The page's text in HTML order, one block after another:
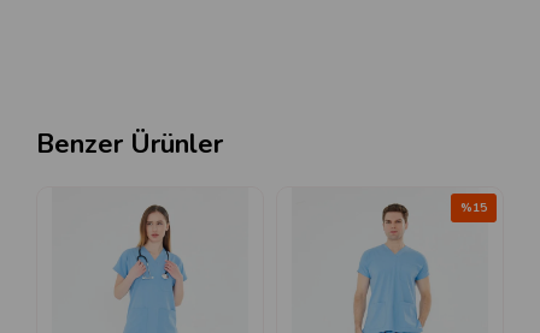
Benzer Ürünler
%15